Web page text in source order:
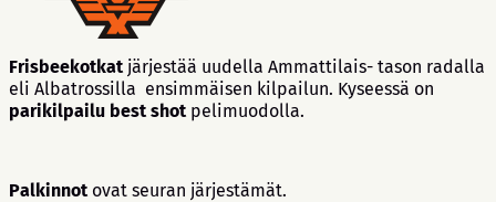
Frisbeekotkatjärjestää uudella Ammattilais- tason radalla
eli Albatrossilla ensimmäisen kilpailun. Kyseessä on
parikilpailu best shotpelimuodolla.
Palkinnotovat seuran järjestämät.